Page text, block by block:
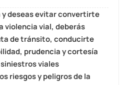
deseas evitar convertirte
violencia vial, deberás
de tránsito, conducirte
prudencia y cortesía
viales
riesgos y peligros de la